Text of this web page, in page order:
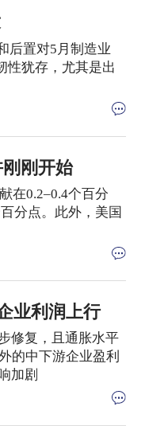
后置对5月制造业
性犹存，尤其是出
刚开始
在0.2–0.4个百分
分点。此外，美国
业利润上行
修复，且通胀水平
的中下游企业盈利
加剧